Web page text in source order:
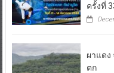
ครั้งที่
ผาแด
ตก